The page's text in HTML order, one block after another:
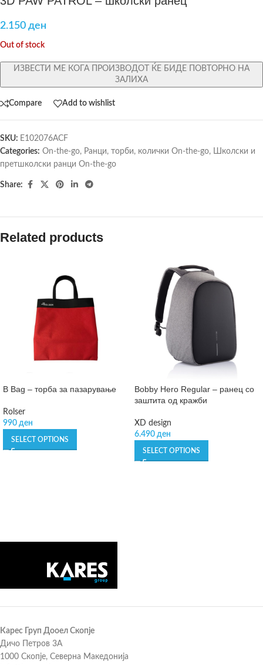
2.150 ден
Out of stock
ИЗВЕСТИ МЕ КОГА ПРОИЗВОДОТ ЌЕ БИДЕ ПОВТОРНО НА
ЗАЛИХА
Compare Add to wishlist
SKU: E102076ACF
Categories: On-the-go, Ранци, торби, колички On-the-go, Школски и
претшколски ранци On-the-go
Share:
Related products
B Bag – торба за пазарување
Rolser
990 ден
SELECT OPTIONS
Bobby Hero Regular – ранец со
заштита од кражби
XD design
6.490 ден
SELECT OPTIONS
Карес Груп Дооел Скопје
Дичо Петров 3А
1000 Скопје, Северна Македонија